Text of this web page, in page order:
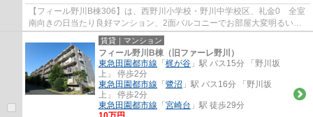
【フィール野川B棟306】は、西野川小学校・野川中学校区、礼金0 全室
南向きの日当たり良好マンション、2面バルコニーでお部屋大変明るいで
す。
賃貸｜マンション
フィール野川B棟（旧ファーレ野川）
東急田園都市線 「 梶が谷 」駅 バス15分 「野川坂
上」 停歩2分
東急田園都市線 「 鷺沼 」駅 バス16分 「野川坂
上」 停歩2分
東急田園都市線 「 宮崎台 」駅 徒歩29分